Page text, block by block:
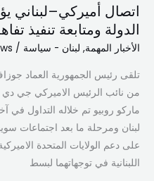
اتصال
الدولة ومتابعة تنفيذ
الأخبار المهمة, لبنان - سياسة /
تلقى رئيس الجمهورية العماد
من نائب الرئيس الاميركي جي دي
ماركو روبيو تم خلاله التداول في
لبنان ومرحلة ما بعد اجتماعات
على دعم الولايات المتحدة
اللبنانية في توجهاتهما لبسط
تفاهمات
سويسرا